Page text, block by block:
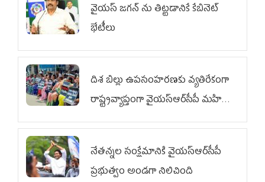
వైయ‌స్ జగన్‌ ను తిట్టడానికే కేబినెట్‌
భేటీలు
దిశ బిల్లు ఉపసంహరణకు వ్యతిరేకంగా
రాష్ట్రవ్యాప్తంగా వైయ‌స్ఆర్‌సీపీ మహిళా
విభాగం ఆందోళనలు
నేతన్నల సంక్షేమానికి వైయ‌స్ఆర్‌సీపీ
ప్రభుత్వం అండగా నిలిచింది